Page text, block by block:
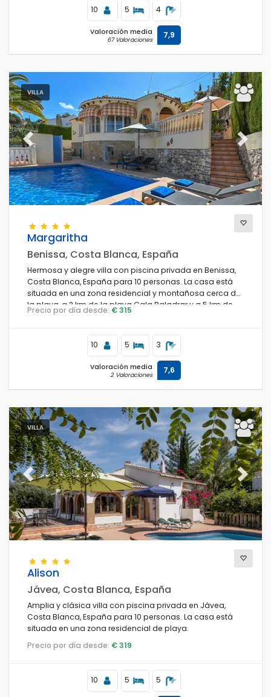
10 5 4
Valoración media
67 Valoraciones 7,9
VILLA
Previous Next
Margaritha
Benissa, Costa Blanca, España
Hermosa y alegre villa con piscina privada en Benissa,
Costa Blanca, España para 10 personas. La casa está
situada en una zona residencial y montañosa cerca de
la playa, a 2 km de la playa Cala Baladrar y a 5 km de
Moraira.
Precio por día desde: € 315
10 5 3
Valoración media
2 Valoraciones 7,6
VILLA
Previous Next
Alison
Jávea, Costa Blanca, España
Amplia y clásica villa con piscina privada en Jávea,
Costa Blanca, España para 10 personas. La casa está
situada en una zona residencial de playa.
Precio por día desde: € 319
10 5 5